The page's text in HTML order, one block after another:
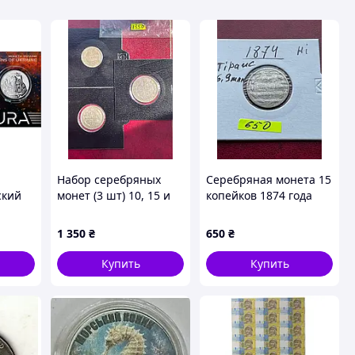
Набор серебряных
монет (3 шт) 10, 15 и
(Микола II) - Полный
комплект разменного
царственного серебра
в черны
1 350 ₴
Купить
Серебряная монета 15
копейков 1874 года
царственное серебро
19 века в холдере,
оригинал
650 ₴
Купить